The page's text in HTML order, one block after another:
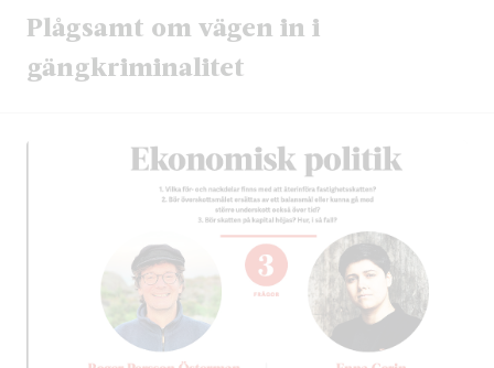
Plågsamt om vägen in i
gängkriminalitet